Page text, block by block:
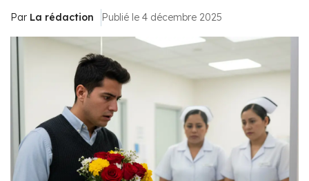
Par La rédaction Publié le 4 décembre 2025